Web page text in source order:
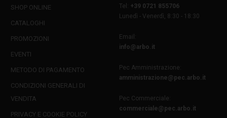
SHOP ONLINE
CATALOGHI
PROMOZIONI
EVENTI
METODO DI PAGAMENTO
CONDIZIONI GENERALI DI
VENDITA
PRIVACY E COOKIE POLICY
Tel:
+39 0721 855706
Lunedì - Venerdì, 8:30 - 18:30
Email:
info@arbo.it
Pec Amministrazione:
amministrazione@pec.arbo.it
Pec Commerciale:
commerciale@pec.arbo.it